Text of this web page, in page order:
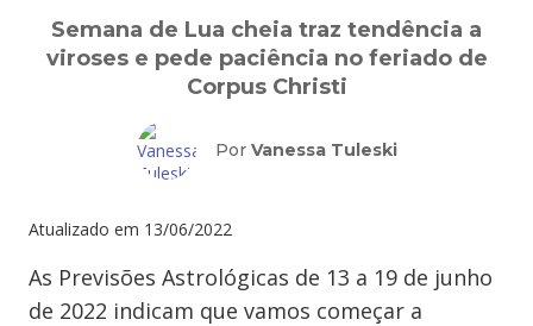
Semana de Lua cheia traz tendência a
viroses e pede paciência no feriado de
Corpus Christi
Por Vanessa Tuleski
Atualizado em 13/06/2022
As Previsões Astrológicas de 13 a 19 de junho
de 2022 indicam que vamos começar a